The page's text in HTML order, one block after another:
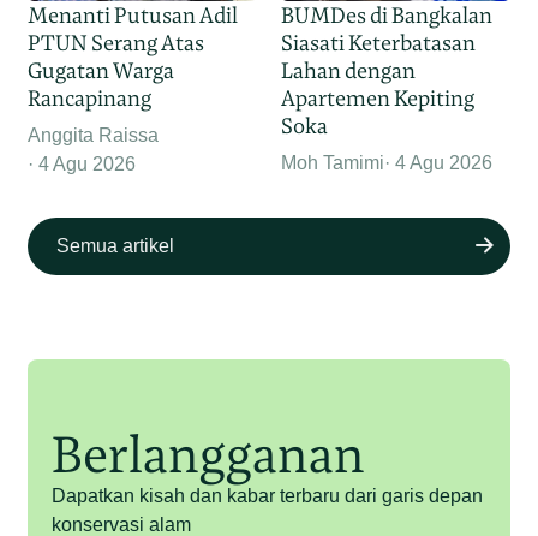
Menanti Putusan Adil
PTUN Serang Atas
Gugatan Warga
Rancapinang
Anggita Raissa
4 Agu 2026
BUMDes di Bangkalan
Siasati Keterbatasan
Lahan dengan
Apartemen Kepiting
Soka
Moh Tamimi 4 Agu 2026
Semua artikel
Berlangganan
Dapatkan kisah dan kabar terbaru dari garis depan
konservasi alam